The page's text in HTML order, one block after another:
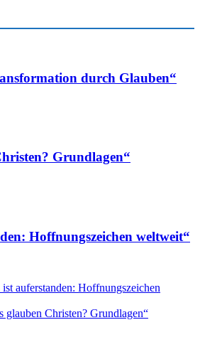
durch Glauben“
Grundlagen“
Hoffnungszeichen weltweit“
ist auferstanden: Hoffnungszeichen
glauben Christen? Grundlagen“